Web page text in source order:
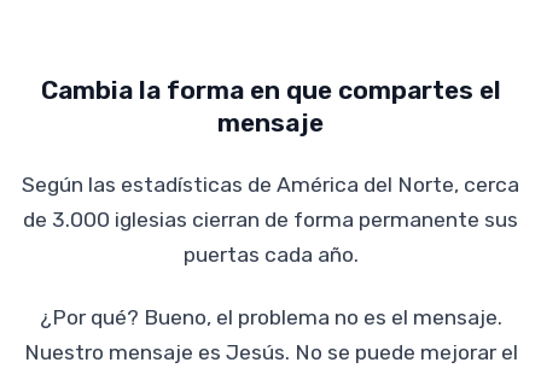
Cambia la forma en que compartes el
mensaje
Según las estadísticas de América del Norte, cerca
de 3.000 iglesias cierran de forma permanente sus
puertas cada año.
¿Por qué? Bueno, el problema no es el mensaje.
Nuestro mensaje es Jesús. No se puede mejorar el